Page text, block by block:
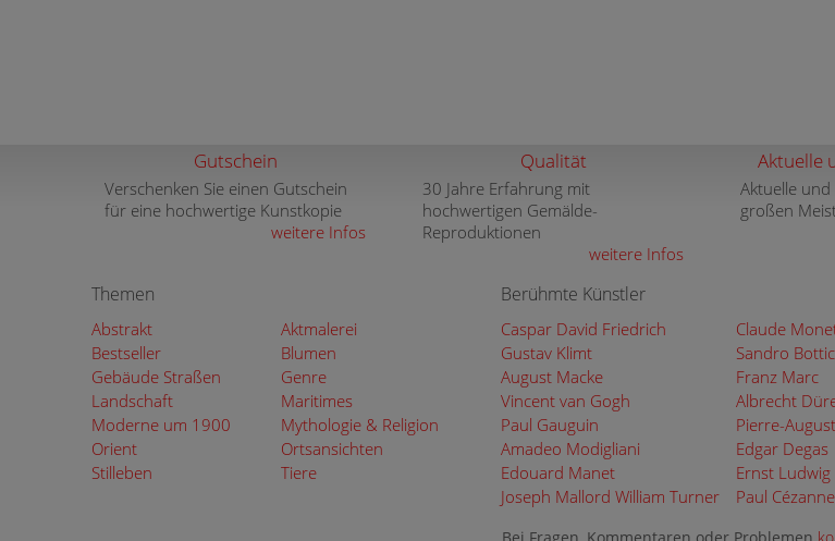
Gutschein
Verschenken Sie einen Gutschein
für eine hochwertige Kunstkopie
weitere Infos
Qualität
30 Jahre Erfahrung mit
hochwertigen Gemälde-
Reproduktionen
weitere Infos
Aktuelle
Aktuelle
großen
Themen
Abstrakt
Aktmalerei
Bestseller
Blumen
Gebäude Straßen
Genre
Landschaft
Maritimes
Moderne um 1900
Mythologie & Religion
Orient
Ortsansichten
Stilleben
Tiere
Berühmte Künstler
Caspar David Friedrich
Claude
Gustav Klimt
Sandro
August Macke
Franz Marc
Vincent van Gogh
Albrecht
Paul Gauguin
Pierre-
Amadeo Modigliani
Edgar Degas
Edouard Manet
Ernst
Joseph Mallord William Turner
Paul Cézanne